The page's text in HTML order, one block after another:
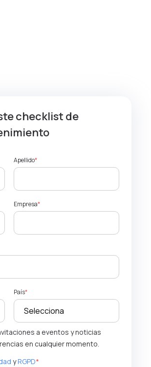
checklist de
Apellido*
Empresa*
País*
a eventos y noticias
en cualquier momento.
yRGPD*